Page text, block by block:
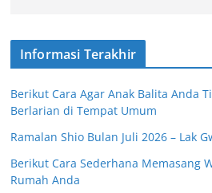
Informasi Terakhir
Berikut Cara Agar Anak Balita Anda
Berlarian di Tempat Umum
Ramalan Shio Bulan Juli 2026 – Lak
Berikut Cara Sederhana Memasang
Rumah Anda